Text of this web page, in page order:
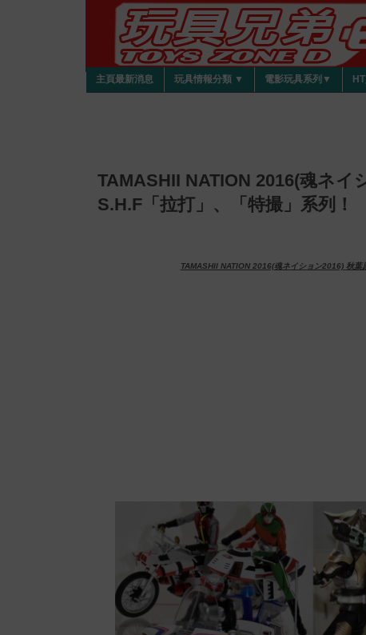
主頁最新消息 玩具情報分類 ▼ 電影玩具系列▼
TAMASHII NATION 2016(魂ネイ
S.H.F「拉打」、「特撮」系列！
TAMASHII NATION 2016(魂ネイション2016) 秋葉